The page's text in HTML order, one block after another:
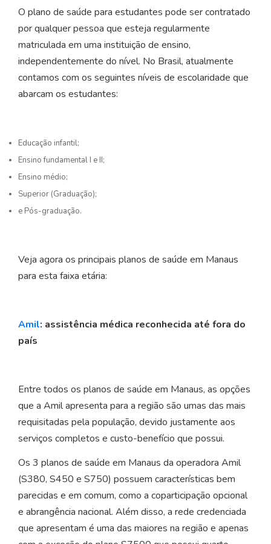
O plano de saúde para estudantes pode ser contratado
por qualquer pessoa que esteja regularmente
matriculada em uma instituição de ensino,
independentemente do nível. No Brasil, atualmente
contamos com os seguintes níveis de escolaridade que
abarcam os estudantes:
Educação infantil;
Ensino fundamental I e II;
Ensino médio;
Superior (Graduação);
e Pós-graduação.
Veja agora os principais planos de saúde em Manaus
para esta faixa etária:
Amil: assistência médica reconhecida até fora do
país
Entre todos os planos de saúde em Manaus, as opções
que a Amil apresenta para a região são umas das mais
requisitadas pela população, devido justamente aos
serviços completos e custo-benefício que possui.
Os 3 planos de saúde em Manaus da operadora Amil
(S380, S450 e S750) possuem características bem
parecidas e em comum, como a coparticipação opcional
e abrangência nacional. Além disso, a rede credenciada
que apresentam é uma das maiores na região e apenas